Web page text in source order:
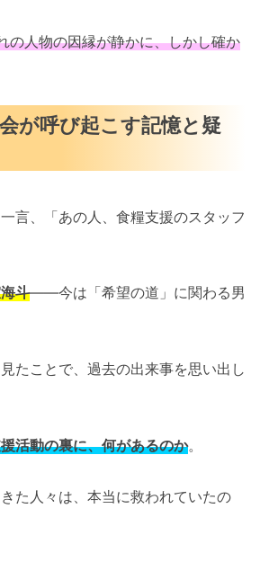
の人物の因縁が静かに、しかし確か
が呼び起こす記憶と疑
言、「あの人、食糧支援のスタッフ
斗――今は「希望の道」に関わる男
たことで、過去の出来事を思い出し
活動の裏に、何があるのか。
た人々は、本当に救われていたの